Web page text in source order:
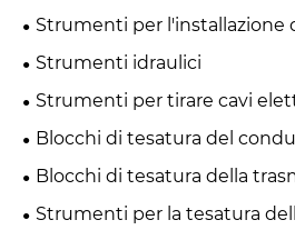
Strumenti per l'installazione
Strumenti idraulici
Strumenti per tirare cavi
Blocchi di tesatura del
Blocchi di tesatura della
Strumenti per la tesatura